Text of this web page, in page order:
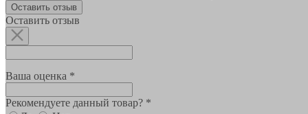
Оставить отзыв
Оставить отзыв
Ваша оценка *
Рекомендуете данный товар? *